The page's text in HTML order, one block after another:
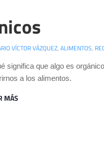
VÍCTOR VÁZQUEZ, ALIMENTOS,
significa que algo es
a los alimentos.
MÁS